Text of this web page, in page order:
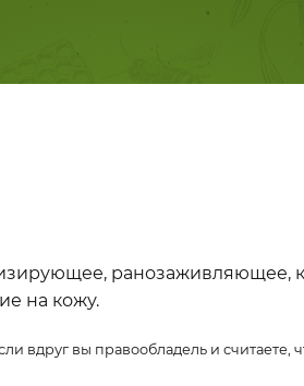
ранозаживляющее,
на кожу.
вдруг вы правообладель и считаете,